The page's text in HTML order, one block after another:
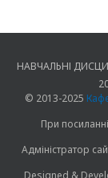
НАВЧАЛЬНІ
© 2013-2025
При
Адміністратор
Designed &